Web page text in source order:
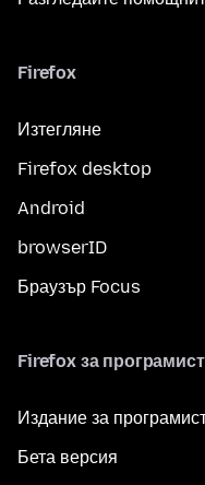
Firefox
Изтегляне
Firefox desktop
Android
browserID
Браузър Focus
Firefox за
Издание за
Бета версия